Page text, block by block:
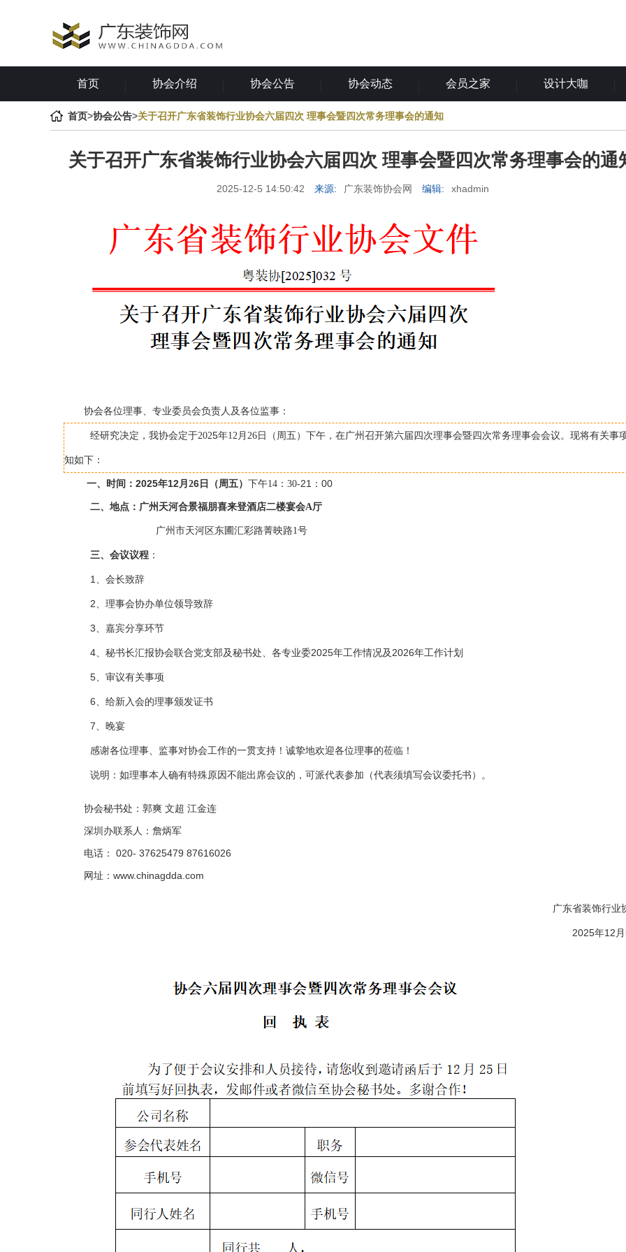
首页 协会介绍 协会公告 协会动态 会员之家 设计大咖
首页>协会公告>关于召开广东省装饰行业协会六届四次 理事会暨四次常务理事会的通知
关于召开广东省装饰行业协会六届四次 理事会暨四次常务理事会的通
2025-12-5 14:50:42 来源: 广东装饰协会网 编辑: xhadmin
协会各位理事、专业委员会负责人及各位监事：
经研究决定，我协会定于2025年12月26日（周五）下午，在广州召开第六届四次理事会暨四次常务理事会会议。现将有关事
知如下：
一、时间： 2025年12月26日（周五） 下午14：30-21：00
二、地点：广州天河合景福朋喜来登酒店二楼宴会A厅
广州市天河区东圃汇彩路菁映路1号
三、会议议程 ：
1、会长致辞
2、理事会协办单位领导致辞
3、嘉宾分享环节
4、秘书长汇报协会联合党支部及秘书处、各专业委2025年工作情况及2026年工作计划
5、审议有关事项
6、给新入会的理事颁发证书
7、晚宴
感谢各位理事、监事对协会工作的一贯支持！诚挚地欢迎各位理事的莅临！
说明：如理事本人确有特殊原因不能出席会议的，可派代表参加（代表须填写会议委托书）。
协会秘书处：郭爽 文超 江金连
深圳办联系人：詹炳军
电话： 020- 37625479 87616026
网址：www.chinagdda.com
广东省装饰行业
2025年12